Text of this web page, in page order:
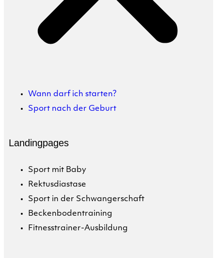
Wann darf ich starten?
Sport nach der Geburt
Landingpages
Sport mit Baby
Rektusdiastase
Sport in der Schwangerschaft
Beckenbodentraining
Fitnesstrainer-Ausbildung